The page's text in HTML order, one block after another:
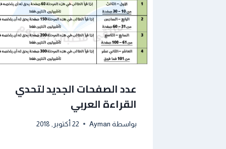
عدد الصفحات الجديد لتحدي
القراءة العربي
بواسطة Ayman 22 أكتوبر, 2018